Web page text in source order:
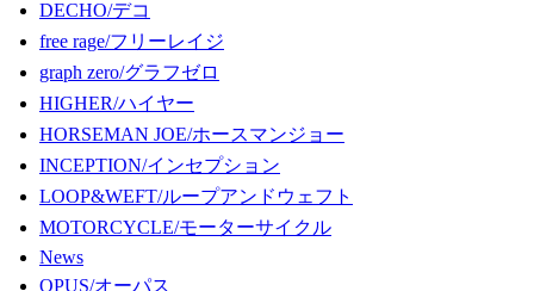
DECHO/デコ
free rage/フリーレイジ
graph zero/グラフゼロ
HIGHER/ハイヤー
HORSEMAN JOE/ホースマンジョー
INCEPTION/インセプション
LOOP&WEFT/ループアンドウェフト
MOTORCYCLE/モーターサイクル
News
OPUS/オーパス